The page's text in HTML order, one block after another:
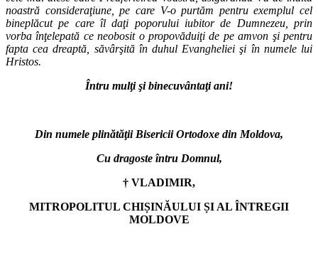
noastră consideraţiune, pe care V-o purtăm pentru exemplul cel
bineplăcut pe care îl daţi poporului iubitor de Dumnezeu, prin
vorba înţelepată ce neobosit o propovăduiţi de pe amvon şi pentru
fapta cea dreaptă, săvârşită în duhul Evangheliei şi în numele lui
Hristos.
Întru mulţi şi binecuvântaţi ani!
Din numele plinătăţii Bisericii Ortodoxe din Moldova,
Cu dragoste întru Domnul,
† VLADIMIR,
MITROPOLITUL CHIȘINĂULUI ȘI AL ÎNTREGII
MOLDOVE